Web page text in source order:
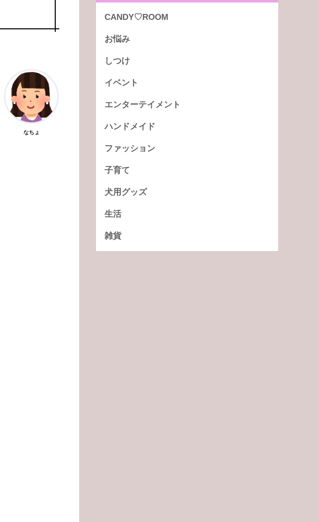
なちょ
CANDY♡ROOM
お悩み
しつけ
イベント
エンターテイメント
ハンドメイド
ファッション
子育て
犬用グッズ
生活
雑貨